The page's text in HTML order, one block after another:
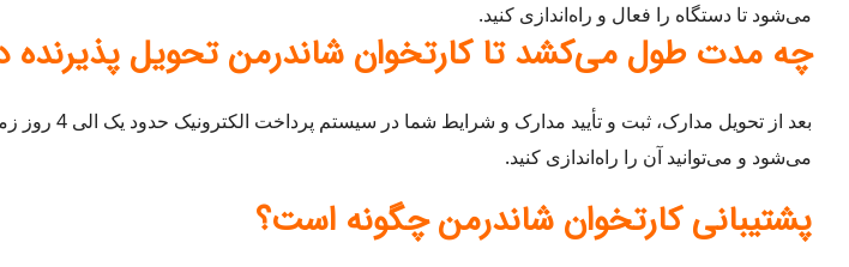
می‌شود تا دستگاه را فعال و راه‌اندازی کنید.
چه مدت طول می‌کشد تا کارتخوان شاندرمن تحویل پذیرنده
بعد از تحویل
می‌شود و می‌توانید آن را راه‌اندازی کنید.
پشتیبانی کارتخوان شاندرمن چگونه است؟